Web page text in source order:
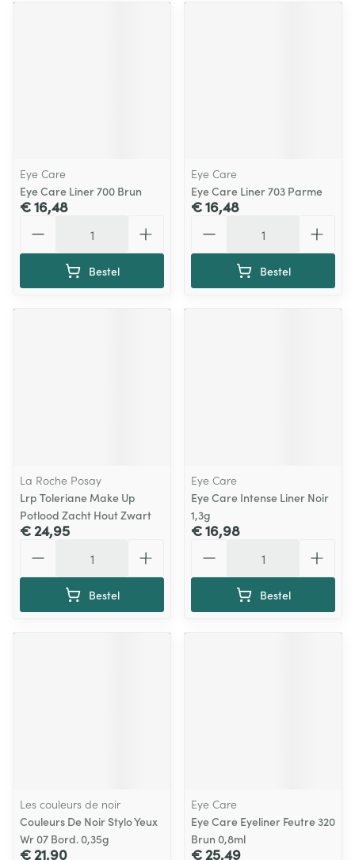
Eye Care
Eye Care Liner 700 Brun
€ 16,48
Bestel
Eye Care
Eye Care Liner 703 Parme
€ 16,48
Bestel
La Roche Posay
Lrp Toleriane Make Up
Potlood Zacht Hout Zwart
€ 24,95
Bestel
Eye Care
Eye Care Intense Liner Noir
1,3g
€ 16,98
Bestel
Les couleurs de noir
Couleurs De Noir Stylo Yeux
Wr 07 Bord. 0,35g
€ 21,90
Eye Care
Eye Care Eyeliner Feutre 320
Brun 0,8ml
€ 25,49